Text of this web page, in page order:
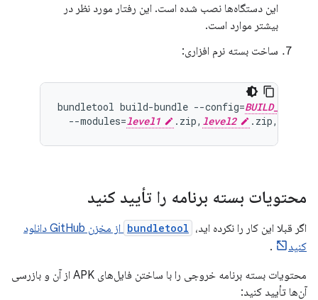
این دستگاه‌ها نصب شده است. این رفتار مورد نظر در
بیشتر موارد است.
ساخت بسته نرم افزاری:
bundletool build-bundle --config=BUILD_CONFIG
  --modules=
level1 .zip, level2 .zip,
محتویات بسته برنامه را تأیید کنید
اگر قبلا این کار را نکرده اید، bundletool
از مخزن GitHub دانلود
کنید
.
محتویات بسته برنامه خروجی را با ساختن فایل‌های APK از آن و بازرسی
آن‌ها تأیید کنید: